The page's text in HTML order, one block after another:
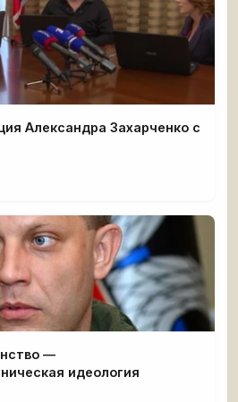
Александра Захарченко с
—
идеология